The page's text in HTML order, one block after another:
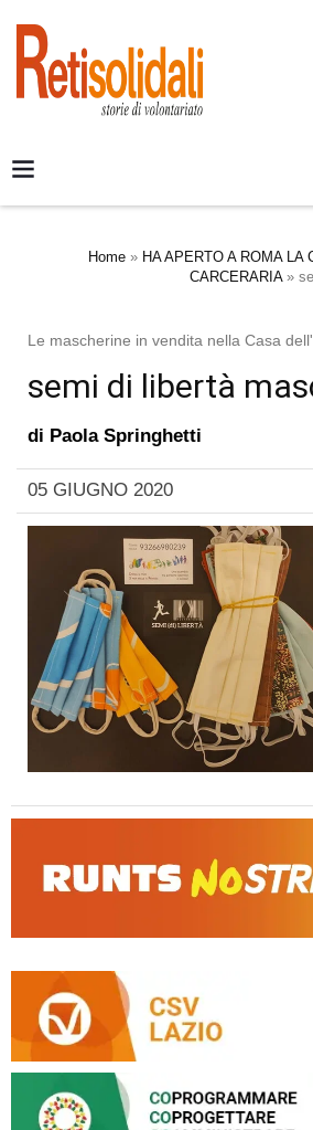
Home » HA APERTO A ROMA LA
CARCERARIA»
Le mascherine in vendita nella Casa
semi di libertà
di Paola Springhetti
05 GIUGNO 2020